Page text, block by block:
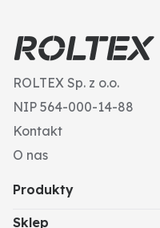
ROLTEX Sp. z o.o.
NIP 564-000-14-88
Kontakt
O nas
Produkty
Sklep